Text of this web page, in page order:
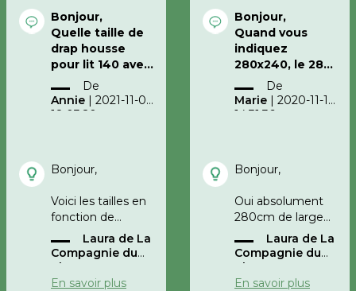
Bonjour,
Quelle taille de
drap housse
pour lit 140 avec
bonnets de 40
cm
De
Annie | 2021-11-03
18:03:20
Bonjour,
Voici les tailles en
fonction de
l'épaisseur:
Jusqu'à 25cm de
hauteur: bonnet
Laura de La
Compagnie du
Blanc
En savoir plus
Bonjour,
Quand vous
indiquez
280x240, le 280
correspond-il à
la largueur de la
housse?
De
Marie | 2020-11-16
14:31:36
Bonjour,
Oui absolument
280cm de large
et 240cm de
longueur.
Cordialement,
Laura de La
Compagnie du
Blanc
En savoir plus